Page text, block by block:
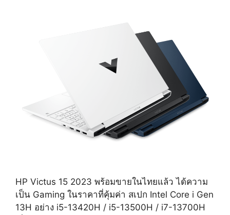
HP Victus 15 2023 พร้อมขายในไทยแล้ว ได้ความ
เป็น Gaming ในราคาที่คุ้มค่า สเปก Intel Core i Gen
13H อย่าง i5-13420H / i5-13500H / i7-13700H